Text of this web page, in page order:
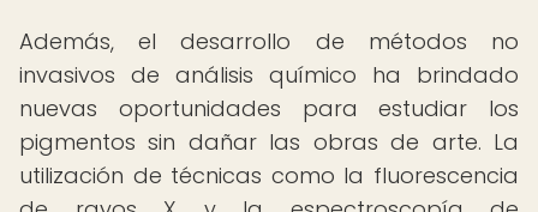
Además, el desarrollo de métodos no
invasivos de análisis químico ha brindado
nuevas oportunidades para estudiar los
pigmentos sin dañar las obras de arte. La
utilización de técnicas como la fluorescencia